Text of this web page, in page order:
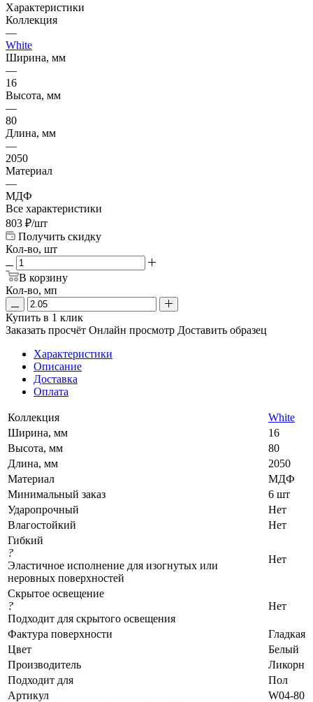
Характеристики
Коллекция
—
White
Ширина, мм
—
16
Высота, мм
—
80
Длина, мм
—
2050
Материал
—
МДФ
Все характеристики
803 ₽/шт
Получить скидку
Кол-во, шт
В корзину
Кол-во, мп
Купить в 1 клик
Заказать просчёт Онлайн просмотр Доставить образец
Характеристики
Описание
Доставка
Оплата
Коллекция
White
Ширина, мм
16
Высота, мм
80
Длина, мм
2050
Материал
МДФ
Минимальный заказ
6 шт
Ударопрочный
Нет
Влагостойкий
Нет
Гибкий
?
Эластичное исполнение для изогнутых или
неровных поверхностей
Нет
Скрытое освещение
?
Подходит для скрытого освещения
Нет
Фактура поверхности
Гладкая
Цвет
Белый
Производитель
Ликорн
Подходит для
Пол
Артикул
W04-80